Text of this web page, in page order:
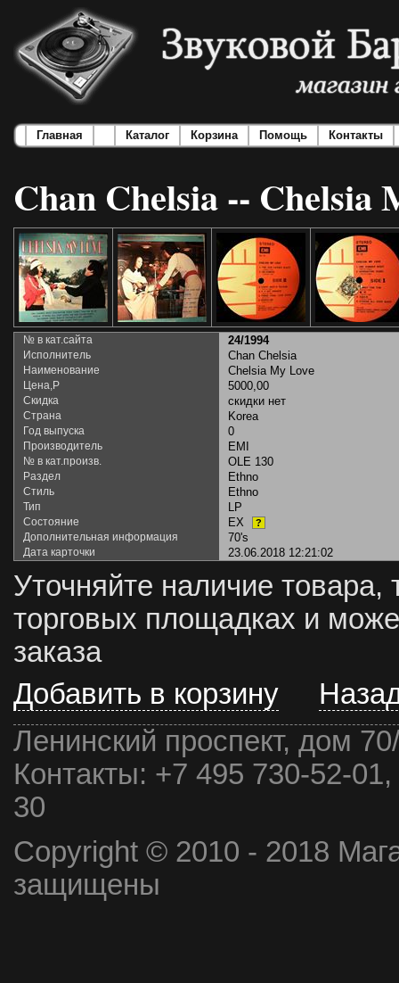
Главная Каталог Корзина Помощь Контакты
Chan Chelsia -- Chelsia
№ в кат.сайта 24/1994
Исполнитель Chan Chelsia
Наименование Chelsia My Love
Цена,Р 5000,00
Скидка скидки нет
Страна Korea
Год выпуска 0
Производитель EMI
№ в кат.произв. OLE 130
Раздел Ethno
Стиль Ethno
Тип LP
Состояние EX ?
Дополнительная информация 70's
Дата карточки 23.06.2018 12:21:02
Уточняйте наличие товара,
торговых площадках и
заказа
Добавить в корзину
Ленинский проспект, дом
Контакты: +7 495 730-52-
30
Copyright © 2010 - 2018
защищены